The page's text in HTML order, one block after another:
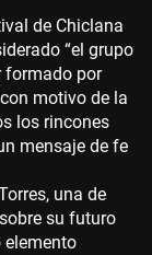
de Chiclana
“el grupo
formado por
motivo de la
los rincones
mensaje de fe
una de
su futuro
elemento